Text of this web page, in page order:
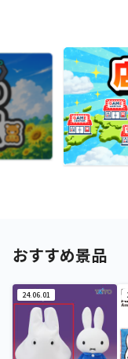
おすすめ景品
24.06.01